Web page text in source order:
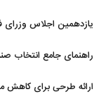
یازدهمین اجلاس
راهنمای جامع انتخاب
ارائه طرحی برای